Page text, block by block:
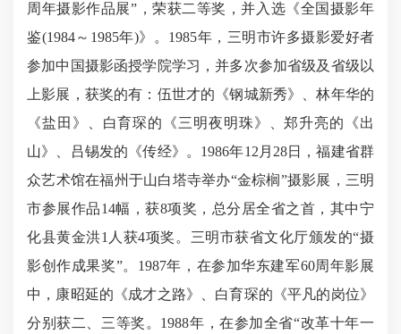
周年摄影作品展”，荣获二等奖，并入选《全国摄影年
鉴(1984～1985年)》。1985年，三明市许多摄影爱好者
参加中国摄影函授学院学习，并多次参加省级及省级以
上影展，获奖的有：伍世才的《钢城新秀》、林年华的
《盐田》、白育琛的《三明夜明珠》、郑升亮的《出
山》、吕锡发的《传经》。1986年12月28日，福建省群
众艺术馆在福州于山白塔寺举办“金棕榈”摄影展，三明
市参展作品14幅，获8项奖，总分居全省之首，其中宁
化县黄金洪1人获4项奖。三明市获省文化厅颁发的“摄
影创作成果奖”。1987年，在参加华东建军60周年影展
中，康昭延的《成才之路》、白育琛的《平凡的岗位》
分别获二、三等奖。1988年，在参加全省“改革十年一